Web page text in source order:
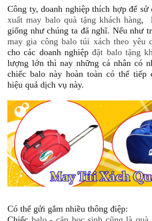
Công ty, doanh nghiệp thích hợp để sử
xuất may balo quà tặng khách hàng,
giống như chúng ta đã nghĩ. Nếu như
may gia công balo túi xách theo yêu
cho các doanh nghiệpđặt balo tặng
lượng lớn thì nay những cá nhân có
chiếc balo này hoàn toàn có thể tiếp
hiệu quả dịch vụ này.
Có thể gửi gắm nhiều thông điệp: